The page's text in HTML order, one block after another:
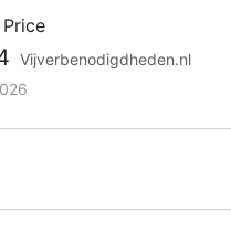
Vijverbenodigdheden.nl